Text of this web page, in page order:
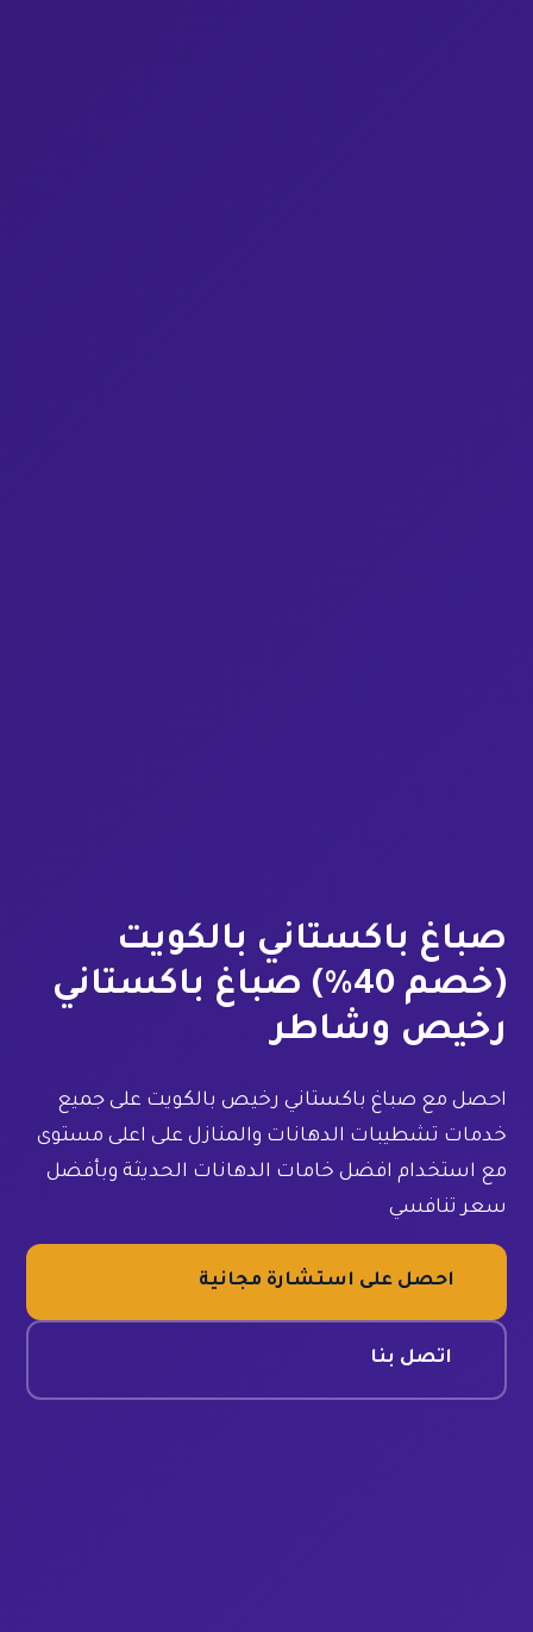
صباغ باكستاني بالكويت
(خصم 40%) صباغ باكستاني
رخيص وشاطر
احصل مع صباغ باكستاني رخيص بالكويت على جميع
خدمات تشطيبات الدهانات والمنازل على اعلى مستوى
مع استخدام افضل خامات الدهانات الحديثة وبأفضل
سعر تنافسي
احصل على استشارة مجانية
اتصل بنا